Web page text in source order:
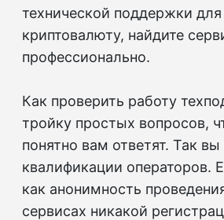
технической поддержки
криптовалюту, найдите
профессионально.
Как проверить работу
тройку простых вопросов,
понятно вам ответят. Так
квалификации операторов.
как анонимность
сервисах никакой